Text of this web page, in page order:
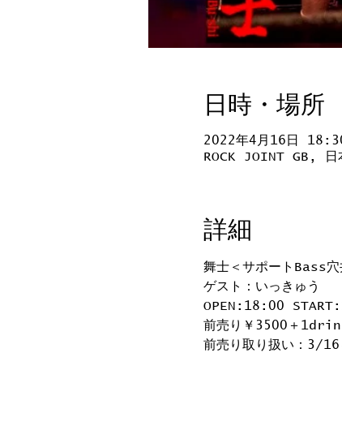
日時・場所
2022年4月16日
ROCK JOINT GB, 日
詳細
舞士＜サポートBass穴
ゲスト：いっきゅう
OPEN:18:00
前売り￥3500＋
前売り取り扱い：3/